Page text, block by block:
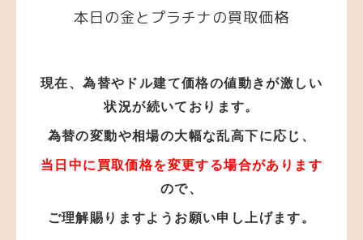
本日の金とプラチナの買取価格
現在、為替やドル建て価格の値動きが激しい
状況が続いております。
為替の変動や相場の大幅な乱高下に応じ、
当日中に買取価格を変更する場合があります
ので、
ご理解賜りますようお願い申し上げます。